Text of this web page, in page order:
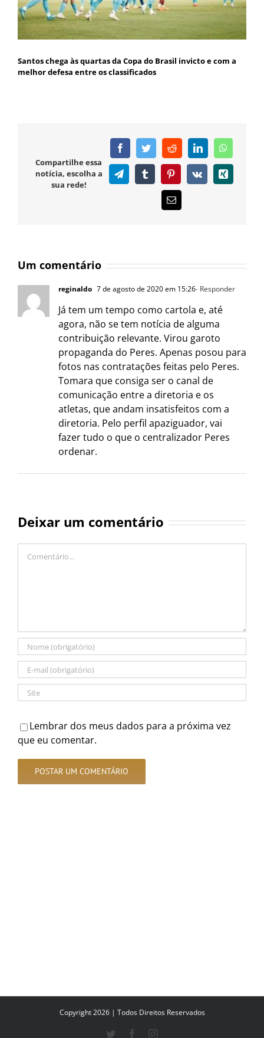
Santos chega às quartas da Copa do Brasil invicto e com a
melhor defesa entre os classificados
Compartilhe essa
notícia, escolha a
sua rede!
FacebookTwitterRedditLinkedIn
TelegramTumblr PinterestVk Xing
E-
mail
Um comentário
reginaldo 7 de agosto de 2020 em 15:26- Responder
Já tem um tempo como cartola e, até
agora, não se tem notícia de alguma
contribuição relevante. Virou garoto
propaganda do Peres. Apenas posou para
fotos nas contratações feitas pelo Peres.
Tomara que consiga ser o canal de
comunicação entre a diretoria e os
atletas, que andam insatisfeitos com a
diretoria. Pelo perfil apaziguador, vai
fazer tudo o que o centralizador Peres
ordenar.
Deixar um comentário
Comentário
Lembrar dos meus dados para a próxima vez
que eu comentar.
Copyright 2026 | Todos Direitos Reservados
Twitter FacebookInstagram